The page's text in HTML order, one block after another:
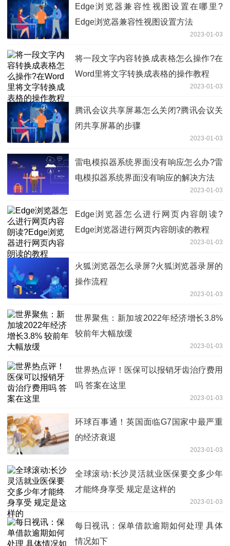
Edge浏览器兼容性视图设置在哪里?
Edge浏览器兼容性视图设置方法
2023-01-03
将一段文字内容转换成表格怎么操作?在
Word里将文字转换成表格的操作教程
2023-01-03
腾讯会议共享屏幕怎么关闭?腾讯会议关
闭共享屏幕的步骤
2023-01-03
雷电模拟器系统界面没有响应怎么办?雷
电模拟器系统界面没有响应的解决方法
2023-01-03
Edge浏览器怎么进行网页内容朗读?
Edge浏览器进行网页内容朗读的教程
2023-01-03
火狐浏览器怎么录屏?火狐浏览器录屏的
操作流程
2023-01-03
世界聚焦：新加坡2022年经济增长3.8%
较前年大幅放缓
2023-01-03
世界热点评！医保可以报销牙齿治疗费用
吗 答案在这里
2023-01-03
环球百事通！英国面临G7国家中最严重
的经济衰退
2023-01-03
全球滚动:长沙灵活就业医保要交多少年
才能终身享受 规定是这样的
2023-01-03
每日视讯：保单借款逾期如何处理 具体
情况如下